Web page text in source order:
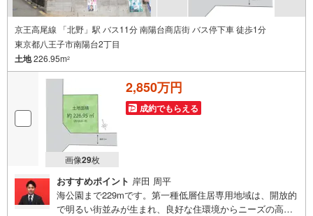
京王高尾線 「北野」駅 バス11分 南陽台商店街 バス停下車 徒歩1分
東京都八王子市南陽台2丁目
土地226.95m2
画像29枚
2,850万円
成約でもらえる
おすすめポイント 岸田 周平
海公園まで229mです。第一種低層住居専用地域は、開放的
で明るい街並みが生まれ、良好な住環境からニーズの高い